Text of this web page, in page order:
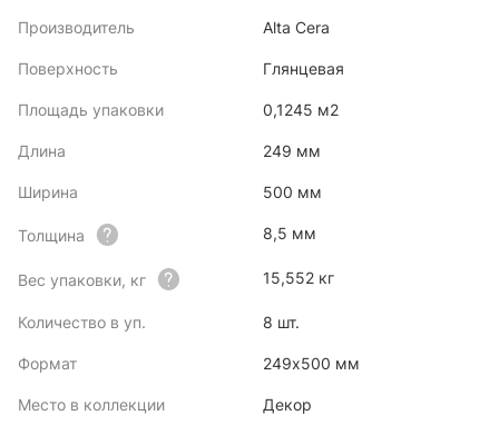
Производитель Alta Cera
Поверхность Глянцевая
Площадь упаковки 0,1245 м2
Длина 249 мм
Ширина 500 мм
Толщина 8,5 мм
Вес упаковки, кг 15,552 кг
Количество в уп. 8 шт.
Формат 249х500 мм
Место в коллекции Декор